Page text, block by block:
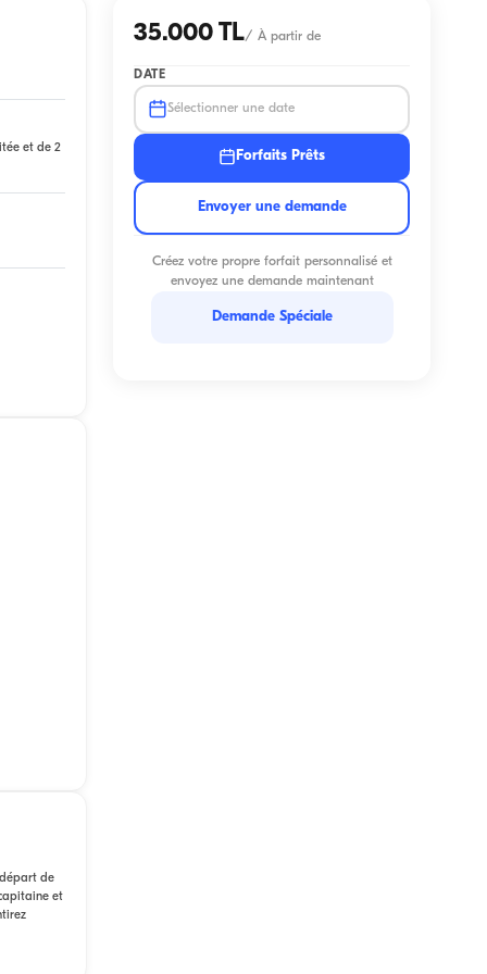
et de 2
de
et
35.000 TL/ À partir de
DATE
Sélectionner une date
Forfaits Prêts
Envoyer une demande
Créez votre propre forfait personnalisé et
envoyez une demande maintenant
Demande Spéciale